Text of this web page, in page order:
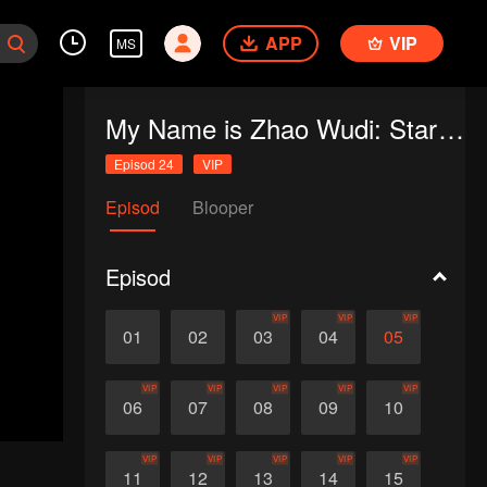
MS APP VIP
My Name is Zhao Wudi: Starting Over
Episod 24 VIP
Episod Blooper
Episod
01 02 03
VIP
04
VIP
05
VIP
06
VIP
07
VIP
08
VIP
09
VIP
10
VIP
11
VIP
12
VIP
13
VIP
14
VIP
15
VIP